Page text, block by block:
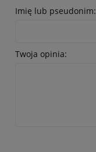
Imię lub pseudonim:
Twoja opinia: